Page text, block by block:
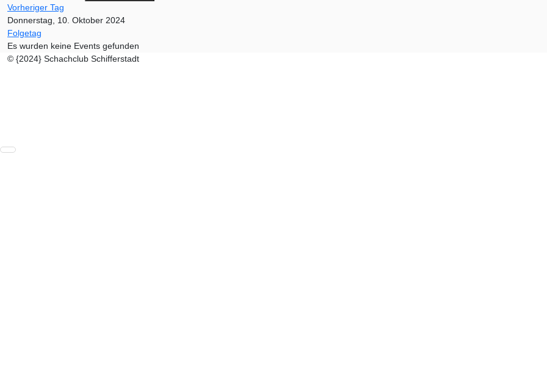
Vorheriger Tag
Donnerstag, 10. Oktober 2024
Folgetag
Es wurden keine Events gefunden
© {2024} Schachclub Schifferstadt